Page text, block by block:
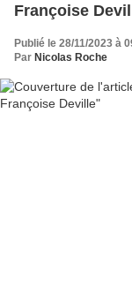
Françoise
Publié le 28/11/2023 à
Par Nicolas Roche